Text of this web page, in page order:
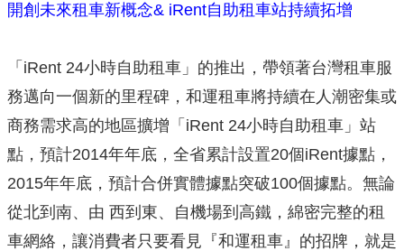
開創未來租車新概念& iRent自助租車站持續拓增
「iRent 24小時自助租車」的推出，帶領著台灣租車服
務邁向一個新的里程碑，和運租車將持續在人潮密集或
商務需求高的地區擴增「iRent 24小時自助租車」站
點，預計2014年年底，全省累計設置20個iRent據點，
2015年年底，預計合併實體據點突破100個據點。無論
從北到南、由 西到東、自機場到高鐵，綿密完整的租
車網絡，讓消費者只要看見『和運租車』的招牌，就是